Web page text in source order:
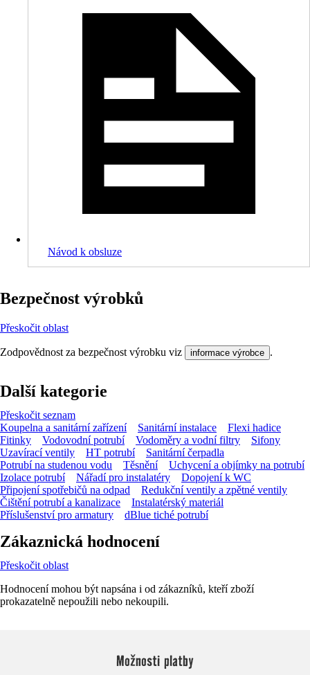
Návod k obsluze
Bezpečnost výrobků
Přeskočit oblast
Zodpovědnost za bezpečnost výrobku viz informace výrobce .
Další kategorie
Přeskočit seznam
Koupelna a sanitární zařízení
Sanitární instalace
Flexi hadice
Fitinky
Vodovodní potrubí Vodoměry a vodní filtry
Sifony
Uzavírací ventily
HT potrubí
Sanitární čerpadla
Potrubí na studenou vodu
Těsnění
Uchycení a objímky na potrubí
Izolace potrubí
Nářadí pro instalatéry
Dopojení k WC
Připojení spotřebičů na odpad
Redukční ventily a zpětné ventily
Čištění potrubí a kanalizace
Instalatérský materiál
Příslušenství pro armatury
dBlue tiché potrubí
Zákaznická hodnocení
Přeskočit oblast
Hodnocení mohou být napsána i od zákazníků, kteří zboží
prokazatelně nepoužili nebo nekoupili.
Možnosti platby